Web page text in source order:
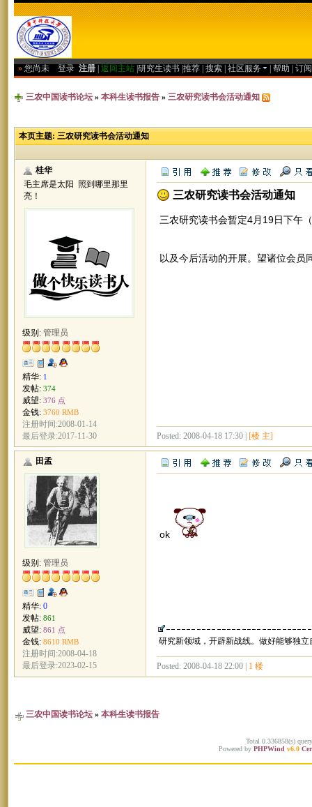
» 您尚未 登录 注册 返回主站 研究生读书 推荐 搜索 社区服务 帮助 订
三农中国读书论坛 » 本科生读书报告 » 三农研究读书会活动通知
本页主题: 三农研究读书会活动通知
桂华
毛主席是太阳 照到哪里那里
亮！
级别: 管理员
精华: 1
发帖: 374
威望: 376 点
金钱: 3760 RMB
注册时间:2008-01-14
最后登录:2017-11-30
三农研究读书会活动通知
三农研究读书会暂定4月19日下午
以及今后活动的开展。望诸位会员
Posted: 2008-04-18 17:30 | [楼 主]
田孟
级别: 管理员
精华: 0
发帖: 861
威望: 861 点
金钱: 8610 RMB
注册时间:2008-04-18
最后登录:2023-02-15
ok
研究新领域，开辟新战线。做好能够独
Posted: 2008-04-18 22:00 | 1 楼
三农中国读书论坛 » 本科生读书报告
Total 0.336858(s)
Powered by PHPWind v6.0